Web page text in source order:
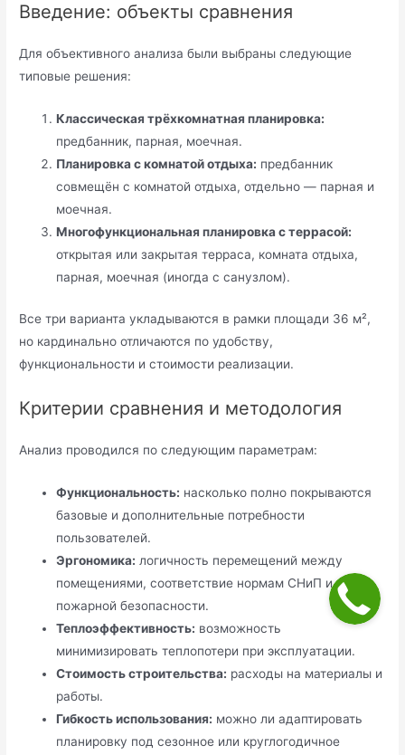
Введение: объекты сравнения
Для объективного анализа были выбраны следующие
типовые решения:
Классическая трёхкомнатная планировка:
предбанник, парная, моечная.
Планировка с комнатой отдыха: предбанник
совмещён с комнатой отдыха, отдельно — парная и
моечная.
Многофункциональная планировка с террасой:
открытая или закрытая терраса, комната отдыха,
парная, моечная (иногда с санузлом).
Все три варианта укладываются в рамки площади 36 м²,
но кардинально отличаются по удобству,
функциональности и стоимости реализации.
Критерии сравнения и методология
Анализ проводился по следующим параметрам:
Функциональность: насколько полно покрываются
базовые и дополнительные потребности
пользователей.
Эргономика: логичность перемещений между
помещениями, соответствие нормам СНиП и
пожарной безопасности.
Теплоэффективность: возможность
минимизировать теплопотери при эксплуатации.
Стоимость строительства: расходы на материалы и
работы.
Гибкость использования: можно ли адаптировать
планировку под сезонное или круглогодичное